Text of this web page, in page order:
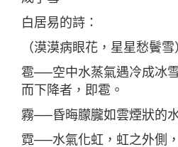
白居易的詩：
（漠漠病眼花，星星愁鬢雪
雹──空中水蒸氣遇冷成冰
而下降者，即雹。
霧──昏晦朦朧如雲煙狀的
霓──水氣化虹，虹之外側